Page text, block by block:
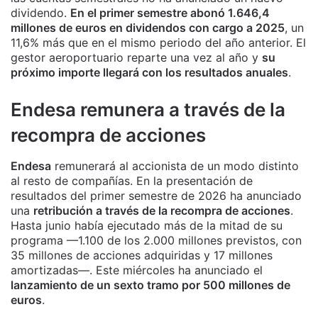
dividendo. En el primer semestre abonó 1.646,4
millones de euros en dividendos con cargo a 2025, un
11,6% más que en el mismo periodo del año anterior. El
gestor aeroportuario reparte una vez al año y su
próximo importe llegará con los resultados anuales.
Endesa remunera a través de la
recompra de acciones
Endesa remunerará al accionista de un modo distinto
al resto de compañías. En la presentación de
resultados del primer semestre de 2026 ha anunciado
una retribución a través de la recompra de acciones.
Hasta junio había ejecutado más de la mitad de su
programa —1.100 de los 2.000 millones previstos, con
35 millones de acciones adquiridas y 17 millones
amortizadas—. Este miércoles ha anunciado el
lanzamiento de un sexto tramo por 500 millones de
euros.